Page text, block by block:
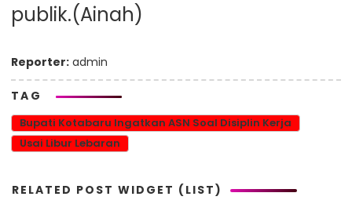
publik.(Ainah)
Reporter: admin
TAG
Bupati Kotabaru Ingatkan ASN Soal Disiplin Kerja
Usai Libur Lebaran
RELATED POST WIDGET (LIST)